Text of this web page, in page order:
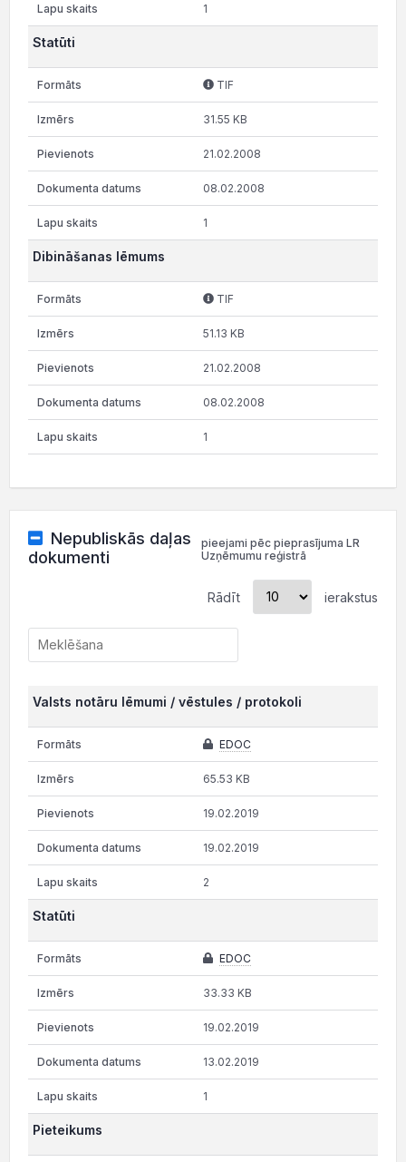
1
Statūti
TIF
31.55 KB
21.02.2008
08.02.2008
1
Dibināšanas lēmums
TIF
51.13 KB
21.02.2008
08.02.2008
1
Nepubliskās daļas
dokumenti
pieejami pēc pieprasījuma LR
Uzņēmumu reģistrā
Rādīt ierakstus
Valsts notāru lēmumi / vēstules / protokoli
EDOC
65.53 KB
19.02.2019
19.02.2019
2
Statūti
EDOC
33.33 KB
19.02.2019
13.02.2019
1
Pieteikums